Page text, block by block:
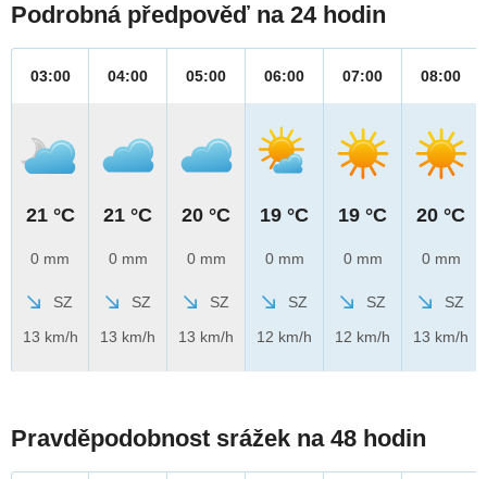
Podrobná předpověď na 24 hodin
03:00
21 °C
0 mm
SZ
13 km/h
04:00
21 °C
0 mm
SZ
13 km/h
05:00
20 °C
0 mm
SZ
13 km/h
06:00
19 °C
0 mm
SZ
12 km/h
07:00
19 °C
0 mm
SZ
12 km/h
08:00
20 °C
0 mm
SZ
13 km/h
Pravděpodobnost srážek na 48 hodin